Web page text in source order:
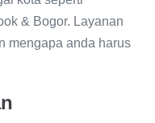
& Bogor. Layanan
mengapa anda harus